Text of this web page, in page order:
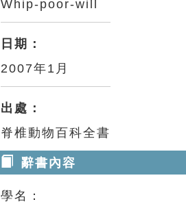
Whip-poor-will
日期：
2007年1月
出處：
脊椎動物百科全書
辭書內容
學名：